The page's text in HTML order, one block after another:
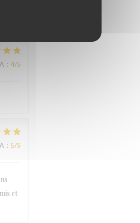
: 4/5
: 5/5
et